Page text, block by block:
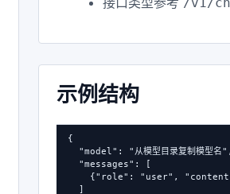
示例结构
{
  "model": "从模型目录复制模型名",
  "messages": [
{"role": "user",
  ]